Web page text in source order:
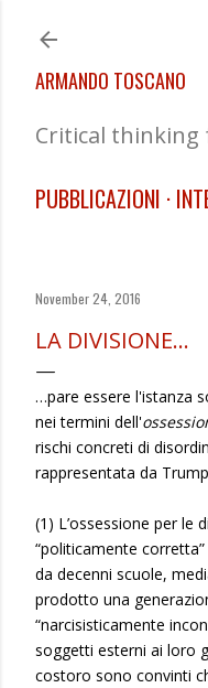
ARMANDO TOSCANO
Critical thinking
PUBBLICAZIONI
November 24, 2016
LA DIVISIONE…
…pare essere l'istanza
nei termini dell'
rischi concreti di
rappresentata da
(1) L’ossessione per le
“politicamente
da decenni scuole,
prodotto una
“narcisisticamente
soggetti esterni ai loro
costoro sono convinti